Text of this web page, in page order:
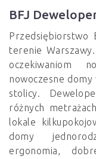
BFJ
Przedsiębiorstwo
terenie
oczekiwaniom
nowoczesne
stolicy.
różnych
lokale
domy
ergonomia,